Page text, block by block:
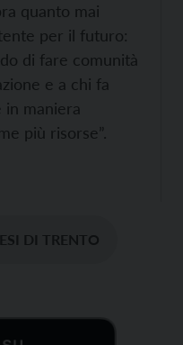
quanto mai
per il futuro:
di fare comunità
e a chi fa
maniera
più risorse”.
DI TRENTO